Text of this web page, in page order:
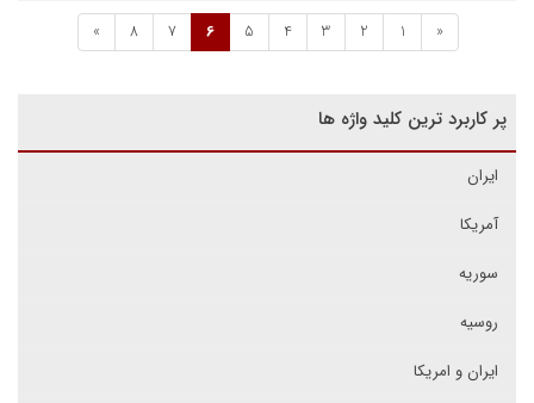
«
1
2
3
4
5
6
7
8
»
پر کاربرد ترین کلید واژه ها
ایران
آمریکا
سوریه
روسیه
ایران و امریکا